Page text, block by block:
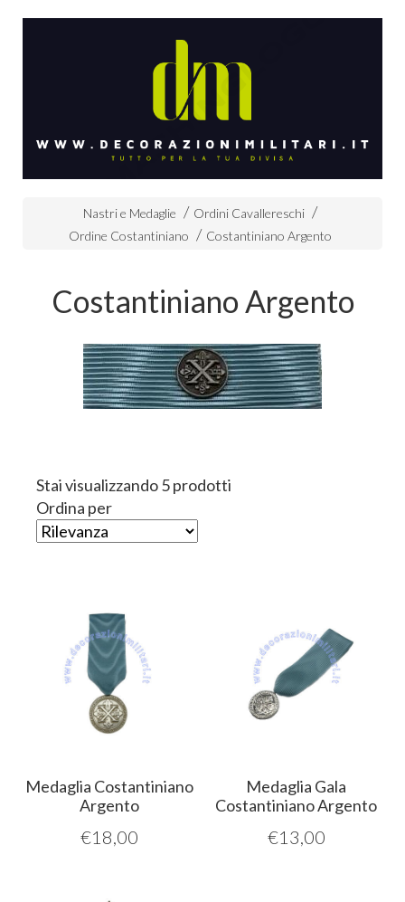
Nastri e Medaglie
Ordini Cavallereschi
Ordine Costantiniano
Costantiniano Argento
Costantiniano Argento
Stai visualizzando 5 prodotti
Ordina per
Medaglia Costantiniano
Argento
€18,00
Medaglia Gala
Costantiniano Argento
€13,00